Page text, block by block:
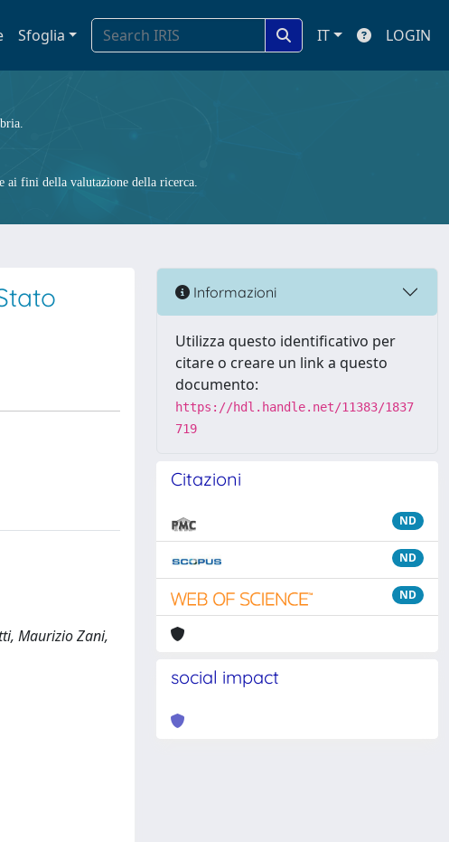
Sfoglia IT LOGIN
ai fini della valutazione della ricerca.
Maurizio Zani,
Informazioni
Utilizza questo identificativo per
citare o creare un link a questo
documento:
https://hdl.handle.net/11383/1837
719
Citazioni
ND
ND
ND
social impact